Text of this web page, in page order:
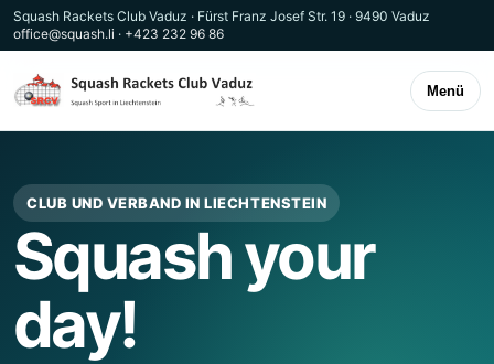
Squash Rackets Club Vaduz · Fürst Franz Josef Str. 19 · 9490 Vaduz
office@squash.li · +423 232 96 86
Menü
CLUB UND VERBAND IN LIECHTENSTEIN
Squash your
day!